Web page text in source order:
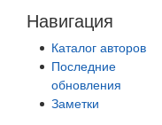
Навигация
Каталог авторов
Последние
обновления
Заметки